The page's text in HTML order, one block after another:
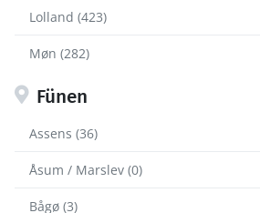
Lolland (423)
Møn (282)
Fünen
Assens (36)
Åsum / Marslev (0)
Bågø (3)